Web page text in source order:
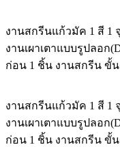
งานสกรีนแก้วมัค 1 สี 1
งานเผาเตาแบบรูปลอก
ก่อน 1 ชิ้น งานสกรีน ขั้น
งานสกรีนแก้วมัค 1 สี 1
งานเผาเตาแบบรูปลอก
ก่อน 1 ชิ้น งานสกรีน ขั้น